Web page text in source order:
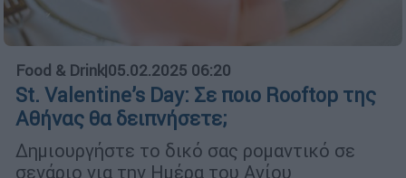
Food & Drink|05.02.2025 06:20
St. Valentine’s Day: Σε ποιο Rooftop της
Αθήνας θα δειπνήσετε;
Δημιουργήστε το δικό σας ρομαντικό σε
σενάριο για την Ημέρα του Αγίου